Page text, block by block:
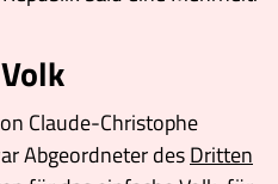
Claude-Christophe
Abgeordneter desDritten